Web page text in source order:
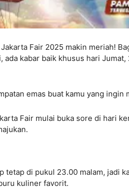
Jakarta Fair 2025 makin meriah!
ada kabar baik khusus hari
emas buat kamu yang
Fair mulai buka sore di hari
tetap di pukul 23.00 malam, jadi
kuliner favorit.